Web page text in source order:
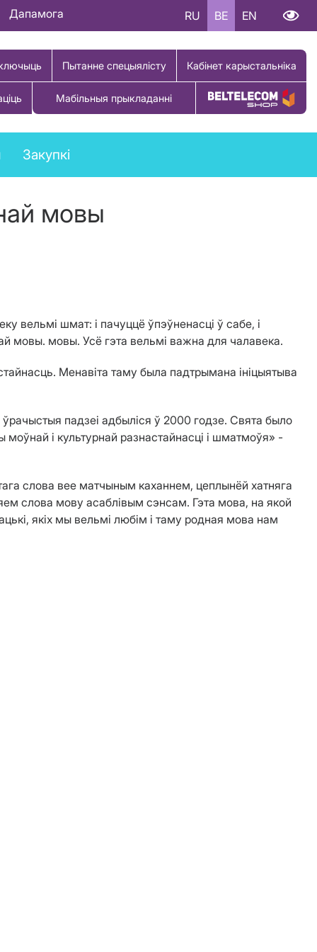
Дапамога RU BE EN
Пытанне спецыялісту Кабінет карыстальніка
Мабільныя прыкладанні Купіць тавар
Закупкі
мовы
вельмі шмат: і пачуццё ўпэўненасці ў сабе, і
мовы. мовы. Усё гэта вельмі важна для чалавека.
Менавіта таму была падтрымана ініцыятыва
падзеі адбыліся ў 2000 годзе. Свята было
і культурнай разнастайнасці і шматмоўя» -
слова вее матчыным каханнем, цеплынёй хатняга
слова мову асаблівым сэнсам. Гэта мова, на якой
якіх мы вельмі любім і таму родная мова нам